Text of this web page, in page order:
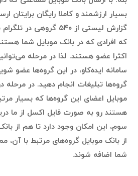
بسیار ارزشمند و کاملا رایگان برایتان
گزارش لیستی از ۵۴۰
که افرادی که در بانک موبایل شما
اکثرا عضو هستند. لذا در مرحله
سامانه ایده‌کاو، در این گروه‌ها عضو
گروه‌ها تبلیغات انجام دهید. در مرحله
موبایل اعضای این گروه‌ها که بسیار
هستند رو به صورت فایل اکسل از ما
سوم، این امکان وجود دارد تا هم از
از بانک موبایل گروه‌های مرتبط با آن،
شما اضافه شوند.